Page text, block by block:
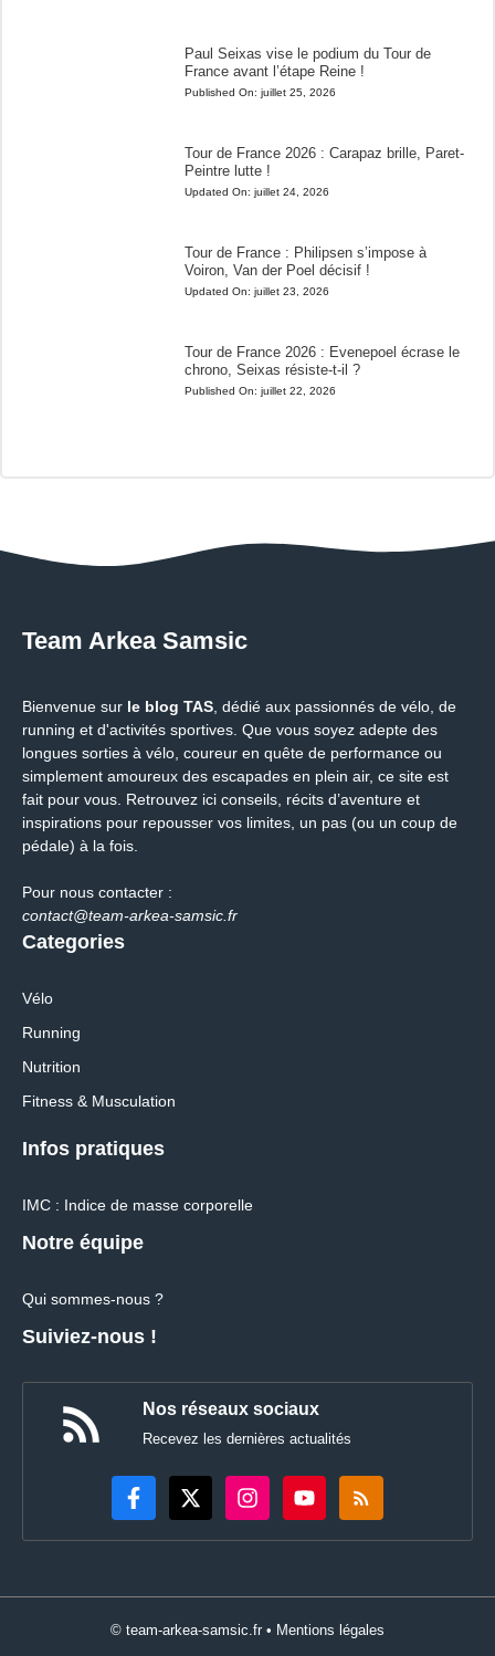
Paul Seixas vise le podium du Tour de
France avant l’étape Reine !
Published On: juillet 25, 2026
Tour de France 2026 : Carapaz brille, Paret-
Peintre lutte !
Updated On: juillet 24, 2026
Tour de France : Philipsen s’impose à
Voiron, Van der Poel décisif !
Updated On: juillet 23, 2026
Tour de France 2026 : Evenepoel écrase le
chrono, Seixas résiste-t-il ?
Published On: juillet 22, 2026
Team Arkea Samsic
Bienvenue sur le blog TAS , dédié aux passionnés de vélo, de
running et d'activités sportives. Que vous soyez adepte des
longues sorties à vélo, coureur en quête de performance ou
simplement amoureux des escapades en plein air, ce site est
fait pour vous. Retrouvez ici conseils, récits d’aventure et
inspirations pour repousser vos limites, un pas (ou un coup de
pédale) à la fois.
Pour nous contacter :
contact@team-arkea-samsic.fr
Categories
Vélo
Running
Nutrition
Fitness & Musculation
Infos pratiques
IMC : Indice de masse corporelle
Notre équipe
Qui sommes-nous ?
Suiviez-nous !
Nos réseaux sociaux
Recevez les dernières actualités
© team-arkea-samsic.fr • Mentions légales